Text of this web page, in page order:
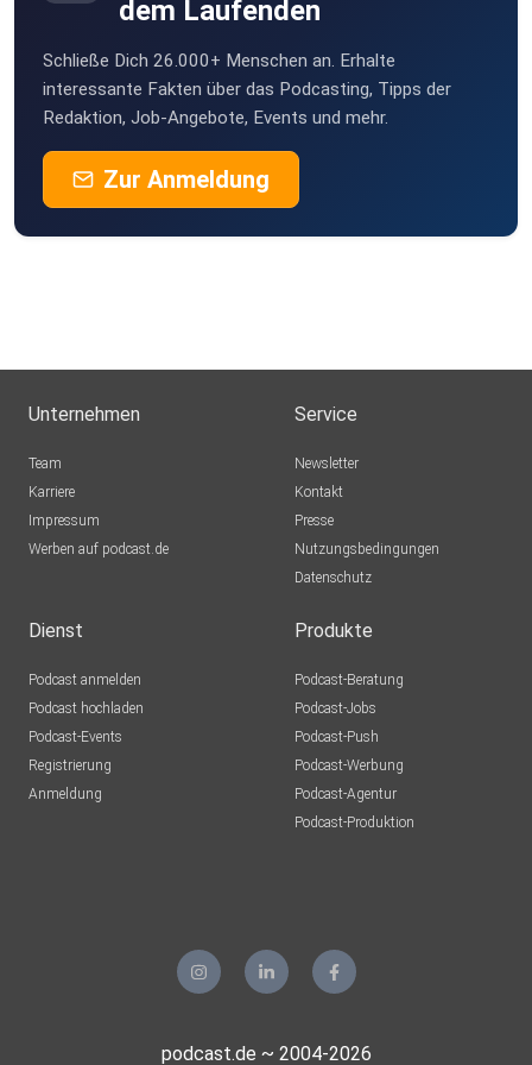
v0okhjgy
anna.habimana-ihXa
dem Laufenden
Schließe Dich 26.000+ Menschen an. Erhalte
interessante Fakten über das Podcasting, Tipps der
Redaktion, Job-Angebote, Events und mehr.
Zur Anmeldung
Unternehmen
Team
Karriere
Impressum
Werben auf podcast.de
Service
Newsletter
Kontakt
Presse
Nutzungsbedingungen
Datenschutz
Dienst
Podcast anmelden
Podcast hochladen
Podcast-Events
Registrierung
Anmeldung
Produkte
Podcast-Beratung
Podcast-Jobs
Podcast-Push
Podcast-Werbung
Podcast-Agentur
Podcast-Produktion
podcast.de ~ 2004-2026